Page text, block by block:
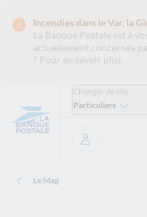
Incendies dans le Var, la
La Banque Postale est à
actuellement concernés
? Pour en savoir plus
Changer de site
Particuliers
Se connecter
Le Mag